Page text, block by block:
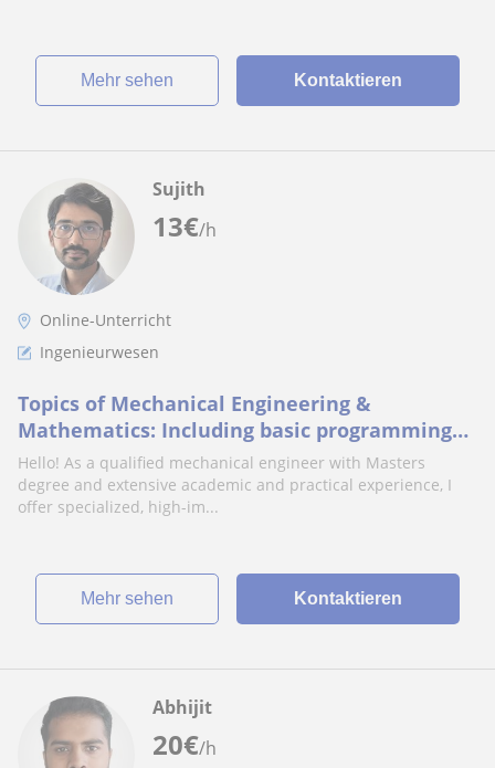
Mehr sehen Kontaktieren
13€/h
Sujith
Online-Unterricht
Ingenieurwesen
Topics of Mechanical Engineering &
Mathematics: Including basic programming
with C++, Fortran.
Hello! As a qualified mechanical engineer with Masters
degree and extensive academic and practical experience, I
offer specialized, high-im...
Mehr sehen Kontaktieren
20€/h
Abhijit